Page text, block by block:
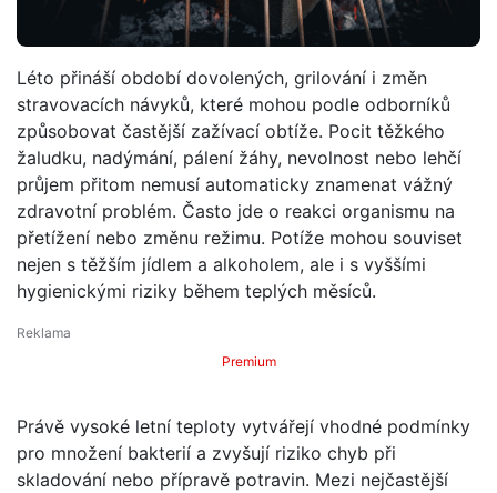
Léto přináší období dovolených, grilování i změn
stravovacích návyků, které mohou podle odborníků
způsobovat častější zažívací obtíže. Pocit těžkého
žaludku, nadýmání, pálení žáhy, nevolnost nebo lehčí
průjem přitom nemusí automaticky znamenat vážný
zdravotní problém. Často jde o reakci organismu na
přetížení nebo změnu režimu. Potíže mohou souviset
nejen s těžším jídlem a alkoholem, ale i s vyššími
hygienickými riziky během teplých měsíců.
Premium
Právě vysoké letní teploty vytvářejí vhodné podmínky
pro množení bakterií a zvyšují riziko chyb při
skladování nebo přípravě potravin. Mezi nejčastější